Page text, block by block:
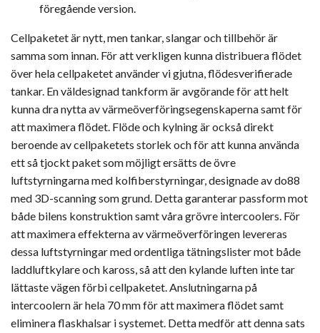
föregående version.
Cellpaketet är nytt, men tankar, slangar och tillbehör är
samma som innan. För att verkligen kunna distribuera flödet
över hela cellpaketet använder vi gjutna, flödesverifierade
tankar. En väldesignad tankform är avgörande för att helt
kunna dra nytta av värmeöverföringsegenskaperna samt för
att maximera flödet. Flöde och kylning är också direkt
beroende av cellpaketets storlek och för att kunna använda
ett så tjockt paket som möjligt ersätts de övre
luftstyrningarna med kolfiberstyrningar, designade av do88
med 3D-scanning som grund. Detta garanterar passform mot
både bilens konstruktion samt våra grövre intercoolers. För
att maximera effekterna av värmeöverföringen levereras
dessa luftstyrningar med ordentliga tätningslister mot både
laddluftkylare och kaross, så att den kylande luften inte tar
lättaste vägen förbi cellpaketet. Anslutningarna på
intercoolern är hela 70 mm för att maximera flödet samt
eliminera flaskhalsar i systemet. Detta medför att denna sats